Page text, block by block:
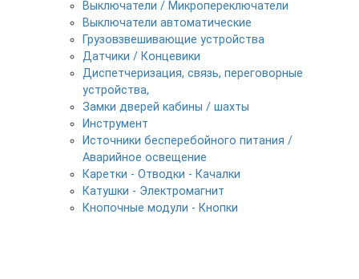
Выключатели / Микропереключатели
Выключатели автоматические
Грузовзвешивающие устройства
Датчики / Концевики
Диспетчеризация, связь, переговорные
устройства,
Замки дверей кабины / шахты
Инструмент
Источники бесперебойного питания /
Аварийное освещение
Каретки - Отводки - Качалки
Катушки - Электромагнит
Кнопочные модули - Кнопки